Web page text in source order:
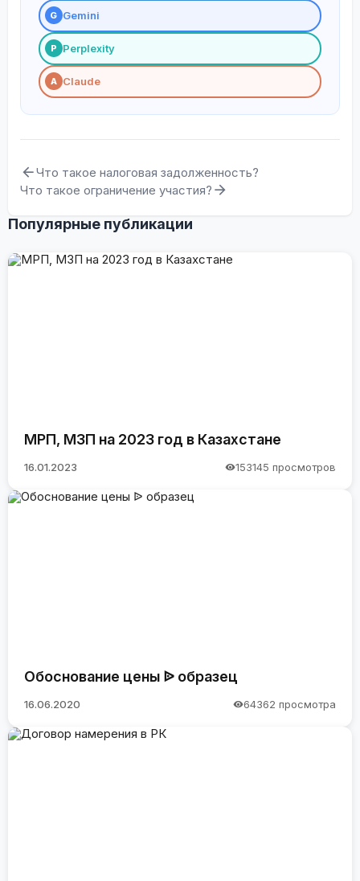
G Gemini
P Perplexity
A Claude
Что такое налоговая задолженность?
Что такое ограничение участия?
Популярные публикации
МРП, МЗП на 2023 год в Казахстане
16.01.2023 153145 просмотров
Обоснование цены ᐉ образец
16.06.2020 64362 просмотра